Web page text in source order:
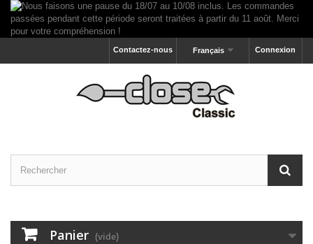
Connexion
Français
Contactez-nous
Panier (vide)